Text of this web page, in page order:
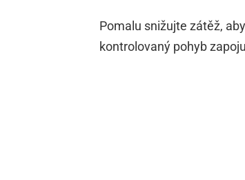
Pomalu snižujte zátěž,
kontrolovaný pohyb